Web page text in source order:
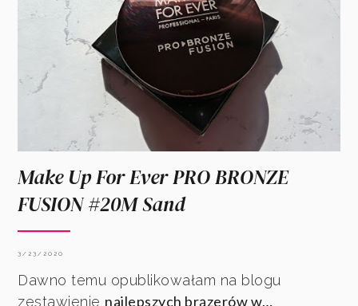
Make Up For Ever PRO BRONZE
FUSION #20M Sand
3/23/2020
Dawno temu opublikowałam na blogu
zestawienie najlepszych brązerów w…